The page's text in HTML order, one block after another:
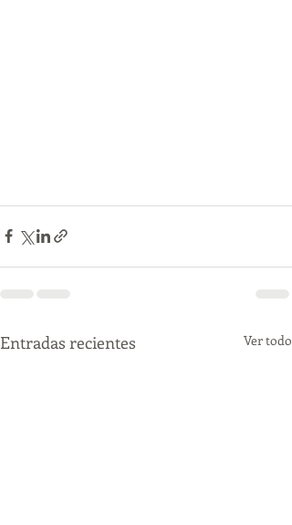
Entradas recientes Ver todo